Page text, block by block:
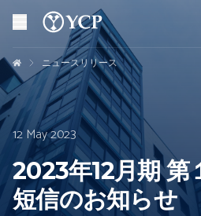
ニュースリリース
12 May 2023
2023年12月期 第
短信のお知らせ